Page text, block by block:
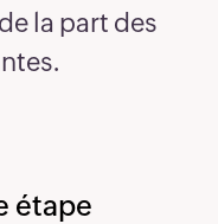
la part des
étape